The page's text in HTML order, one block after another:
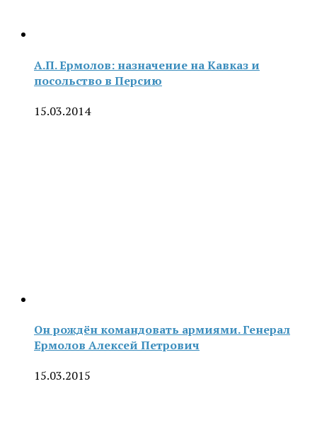
А.П. Ермолов: назначение на Кавказ и
посольство в Персию
15.03.2014
Он рождён командовать армиями. Генерал
Ермолов Алексей Петрович
15.03.2015